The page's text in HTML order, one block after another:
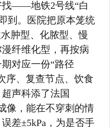
找——地铁2号线“白
到。医院把原本笼统
肿型、化脓型、慢
纤维化型，再按病
对应一份“路径
序、复查节点、饮食
声科添了法国
像，能在不穿刺的情
差±5kPa，为是否手